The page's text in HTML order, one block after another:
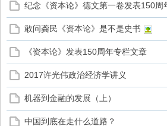
纪念《资本论》德文第一卷发表150周
敢问龚民《资本论》是不是史书
《资本论》发表150周年专栏文章
2017许光伟政治经济学讲义
机器到金融的发展（上）
中国到底在走什么道路？